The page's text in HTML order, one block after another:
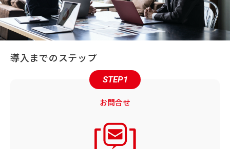
導入までのステップ
STEP1
お問合せ